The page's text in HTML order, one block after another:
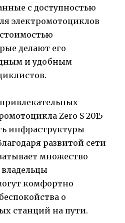
с доступностью
электромотоциклов
делают его
и удобным
Zero S 2015
инфраструктуры
развитой сети
множество
комфортно
о
станций на пути.